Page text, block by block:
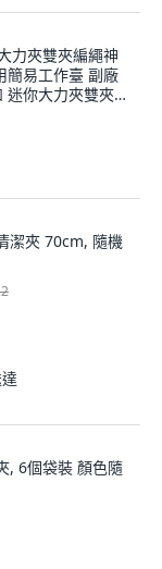
力夾雙夾編繩神
簡易工作臺 副廠
你大力夾雙夾編
潔夾 70cm, 隨機
, 6個袋裝 顏色隨